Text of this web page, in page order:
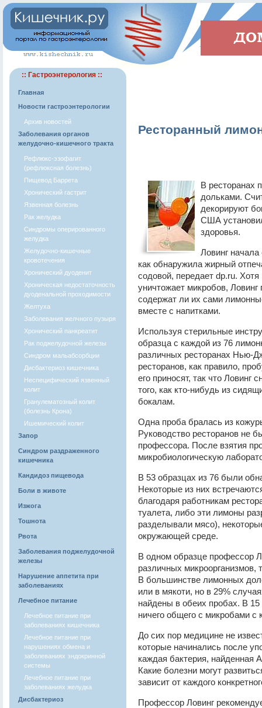
:: Гастроэнтерология ::
Главная
Новости гастроэнтерологии
Архив новостей
Заболевания органов
желудочно-кишечного тракта
Рефлюкс-эзофагит
(рефлюксная болезнь)
Пищевод Баррета
Хронический гастрит
Язвенная болезнь
Рак желудка
Синдромы оперированного
желудка
Желудочно-кишечные
кровотечения
Хронический дуоденит
Хроническая недостаточность
дуоденальной проходимости
Желтуха
Заболевания желчного пузыря
Хронический панкреатит
Рак поджелудочной железы
Синдром мальабсорбции
Дисбактериоз кишечника
Неспецифический язвенный
колит
Гранулематозный колит
(болезнь Крона)
Ишемический колит
Запор
Синдром раздраженного
кишечника
Кандидоз пищевода
Боли в животе
Изжога
Тошнота
Рвота
Заболевания поджелудочной
железы
Нарушение аппетита при
заболеваниях
Лечебное питание
Лечебное питание при
заболеваниях кишечника
Лечебное питание при
нарушениях обмена и
заболеваниях эндокринной
системы
Лечебное питание при
заболеваниях желудка
Дисбактериоз
Ресторанный
В ресторанах
дольками.
декорируют
США
здоровья.
Ловинг начала
как обнаружила жирный
содовой, передает dp.ru.
уничтожает микробов,
содержат ли их сами
вместе с напитками.
Используя стерильные
образца с каждой из 76
различных ресторанах Нью-
ресторанов, как правило,
его приносят, так что
того, как кто-нибудь из
бокалам.
Одна проба бралась из
Руководство ресторанов не
профессора. После взятия
микробиологическую
В 53 образцах из 76 были
Некоторые из них
благодаря работникам
туалета, либо эти лимоны
разделывали мясо),
окружающей среде.
В одном образце профессор
различных микроорганизмов,
В большинстве лимонных
или в мякоти, но в 29%
найдены в обеих пробах. В
ничего общего с микробами
До сих пор медицине не
которые начинались после
каждая бактерия, найденная
Какие болезни могут
зависит от каждого
Профессор Ловинг